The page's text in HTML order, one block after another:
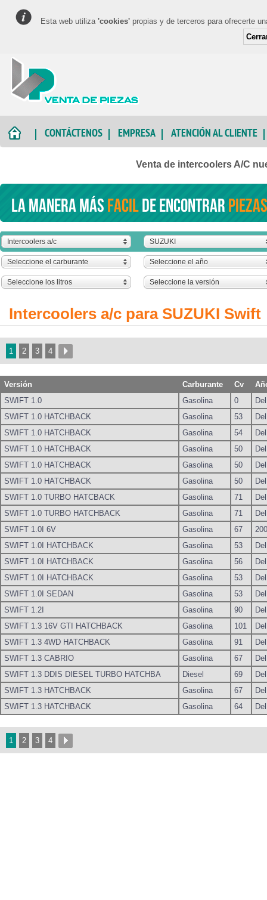
Esta web utiliza 'cookies' propias y de terceros para ofrecerte
CONTÁCTENOS EMPRESA ATENCIÓN AL CLIENTE
Venta de intercoolers A/C
La manera másfacilde encontrar
Intercoolers a/c SUZUKI
Seleccione el carburante Seleccione el año
Seleccione los litros Seleccione la versión
Intercoolers a/c para SUZUKI Swift
1 2 3 4
Versión Carburante Cv
SWIFT 1.0
Gasolina 0
SWIFT 1.0 HATCHBACK
Gasolina 53
SWIFT 1.0 HATCHBACK
Gasolina 54
SWIFT 1.0 HATCHBACK
Gasolina 50
SWIFT 1.0 HATCHBACK
Gasolina 50
SWIFT 1.0 HATCHBACK
Gasolina 50
SWIFT 1.0 TURBO HATCBACK
Gasolina 71
SWIFT 1.0 TURBO HATCHBACK
Gasolina 71
SWIFT 1.0I 6V
Gasolina 67
SWIFT 1.0I HATCHBACK
Gasolina 53
SWIFT 1.0I HATCHBACK
Gasolina 56
SWIFT 1.0I HATCHBACK
Gasolina 53
SWIFT 1.0I SEDAN
Gasolina 53
SWIFT 1.2I
Gasolina 90
SWIFT 1.3 16V GTI HATCHBACK
Gasolina 101
SWIFT 1.3 4WD HATCHBACK
Gasolina 91
SWIFT 1.3 CABRIO
Gasolina 67
SWIFT 1.3 DDIS DIESEL TURBO HATCHBA
Diesel 69
SWIFT 1.3 HATCHBACK
Gasolina 67
SWIFT 1.3 HATCHBACK
Gasolina 64
1 2 3 4